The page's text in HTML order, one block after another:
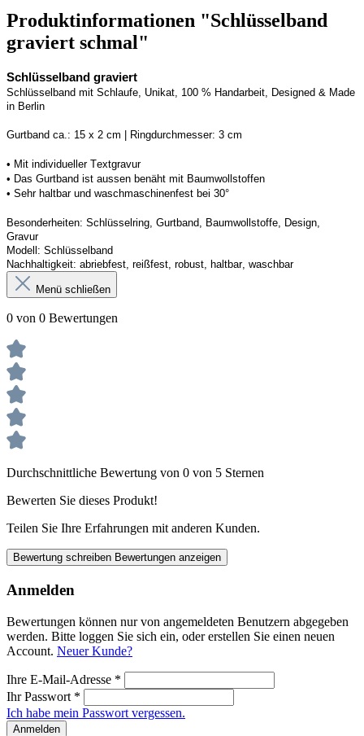
Produktinformationen "Schlüsselband
graviert schmal"
Schlüsselband graviert
Schlüsselband mit Schlaufe, Unikat, 100 % Handarbeit, Designed & Made
in Berlin
Gurtband ca.: 15 x 2 cm | Ringdurchmesser: 3 cm
• Mit individueller Textgravur
• Das Gurtband ist aussen benäht mit Baumwollstoffen
• Sehr haltbar und waschmaschinenfest bei 30°
Besonderheiten: Schlüsselring, Gurtband, Baumwollstoffe, Design,
Gravur
Modell: Schlüsselband
Nachhaltigkeit: abriebfest, reißfest, robust, haltbar, waschbar
Menü schließen
0 von 0 Bewertungen
Durchschnittliche Bewertung von 0 von 5 Sternen
Bewerten Sie dieses Produkt!
Teilen Sie Ihre Erfahrungen mit anderen Kunden.
Bewertung schreiben Bewertungen anzeigen
Anmelden
Bewertungen können nur von angemeldeten Benutzern abgegeben
werden. Bitte loggen Sie sich ein, oder erstellen Sie einen neuen
Account. Neuer Kunde?
Ihre E-Mail-Adresse *
Ihr Passwort *
Ich habe mein Passwort vergessen.
Anmelden